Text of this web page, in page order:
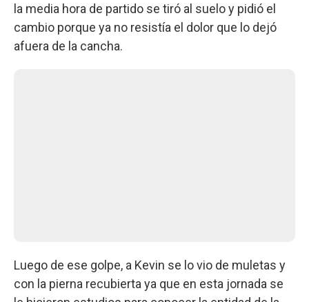
la media hora de partido se tiró al suelo y pidió el
cambio porque ya no resistía el dolor que lo dejó
afuera de la cancha.
Luego de ese golpe, a Kevin se lo vio de muletas y
con la pierna recubierta ya que en esta jornada se